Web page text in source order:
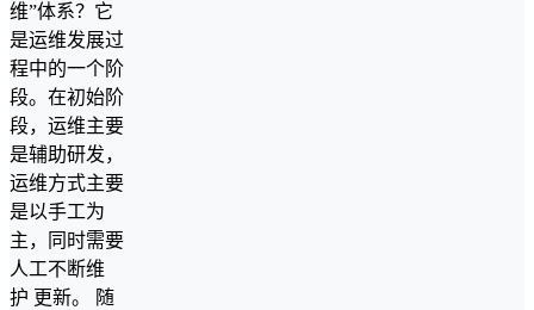
维”体系？它
是运维发展过
程中的一个阶
段。在初始阶
段，运维主要
是辅助研发，
运维方式主要
是以手工为
主，同时需要
人工不断维
护 更新。 随